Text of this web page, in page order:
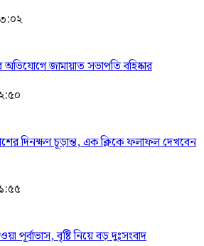
জামায়াত সভাপতি বহিষ্কার
দিনক্ষণ চূড়ান্ত, এক ক্লিকে ফলাফল দেখবেন
পূর্বাভাস, বৃষ্টি নিয়ে বড় দুঃসংবাদ